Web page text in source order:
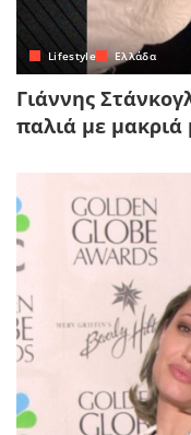
Lifestyle Ελλάδα
Γιάννης
παλιά με μακριά